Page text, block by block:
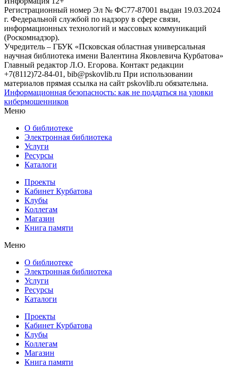
Регистрационный номер Эл № ФС77-87001 выдан 19.03.2024
г. Федеральной службой по надзору в сфере связи,
информационных технологий и массовых коммуникаций
(Роскомнадзор).
Учредитель – ГБУК «Псковская областная универсальная
научная библиотека имени Валентина Яковлевича Курбатова»
Главный редактор Л.О. Егорова. Контакт редакции
+7(8112)72-84-01, bib@pskovlib.ru При использовании
материалов прямая ссылка на сайт pskovlib.ru обязательна.
Информационная безопасность: как не поддаться на уловки
кибермошенников
Меню
О библиотеке
Электронная библиотека
Услуги
Ресурсы
Каталоги
Проекты
Кабинет Курбатова
Клубы
Коллегам
Магазин
Книга памяти
Меню
О библиотеке
Электронная библиотека
Услуги
Ресурсы
Каталоги
Проекты
Кабинет Курбатова
Клубы
Коллегам
Магазин
Книга памяти